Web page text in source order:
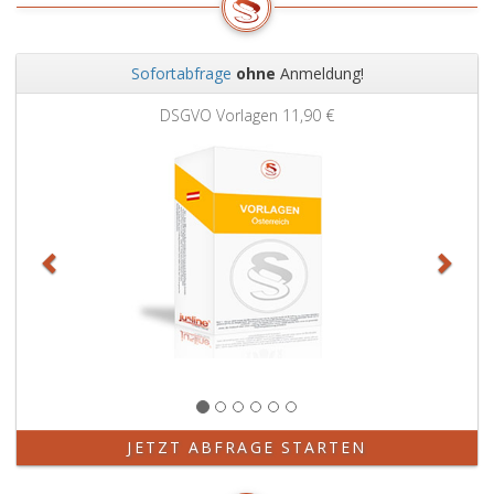
Sofortabfrage ohne Anmeldung!
DSGVO Vorlagen 11,90 €
JETZT ABFRAGE STARTEN